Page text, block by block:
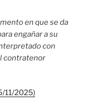
en que se da
engañar a su
con
contratenor
11/2025)